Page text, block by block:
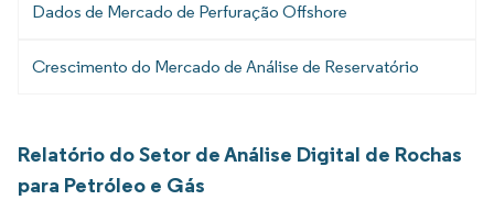
Dados de Mercado de Perfuração Offshore
Crescimento do Mercado de Análise de Reservatório
Relatório do Setor de Análise Digital de Rochas
para Petróleo e Gás